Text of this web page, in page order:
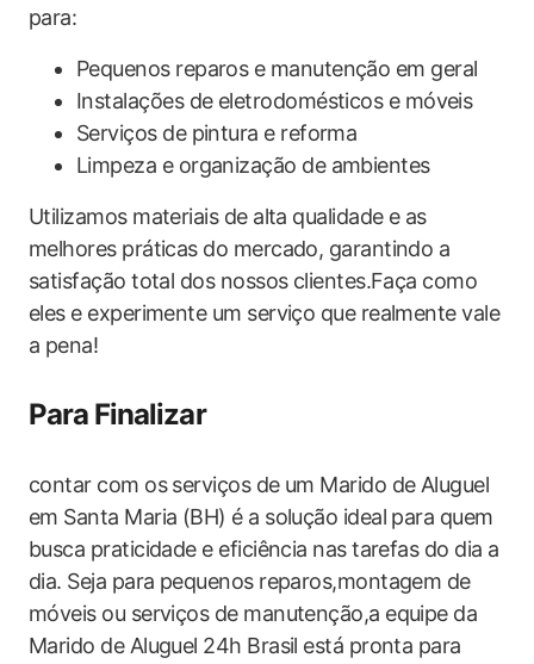
para:
Pequenos reparos e manutenção em geral
Instalações de eletrodomésticos e móveis
Serviços de pintura e reforma
Limpeza e organização de ambientes
Utilizamos materiais de alta qualidade e as
melhores práticas do mercado, garantindo a
satisfação total dos nossos clientes.Faça como
eles e experimente um serviço que realmente vale
a pena!
Para Finalizar
contar com os serviços de um Marido de Aluguel
em Santa Maria (BH) é a solução ideal para quem
busca praticidade e eficiência nas tarefas do dia a
dia. Seja para pequenos reparos,montagem de
móveis ou serviços de manutenção,a equipe da
Marido de Aluguel 24h Brasil está pronta para